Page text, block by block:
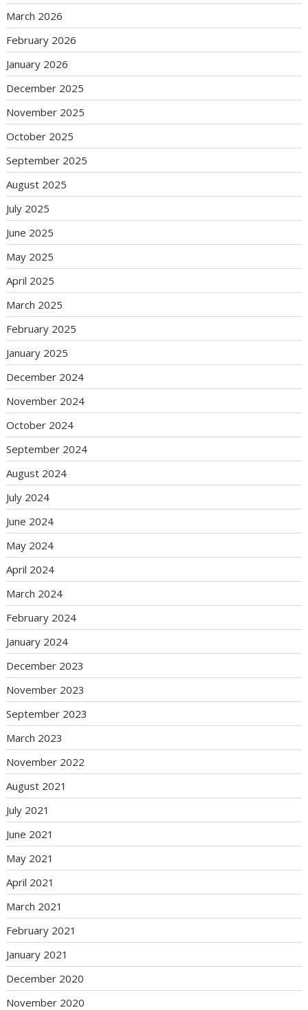
March 2026
February 2026
January 2026
December 2025
November 2025
October 2025
September 2025
August 2025
July 2025
June 2025
May 2025
April 2025
March 2025
February 2025
January 2025
December 2024
November 2024
October 2024
September 2024
August 2024
July 2024
June 2024
May 2024
April 2024
March 2024
February 2024
January 2024
December 2023
November 2023
September 2023
March 2023
November 2022
August 2021
July 2021
June 2021
May 2021
April 2021
March 2021
February 2021
January 2021
December 2020
November 2020